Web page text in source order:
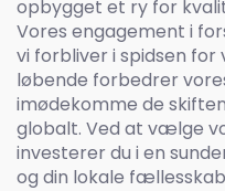
opbygget et ry for
Vores engagement i
vi forbliver i spidsen
løbende forbedrer
imødekomme de
globalt. Ved at vælge
investerer du i en
og din lokale